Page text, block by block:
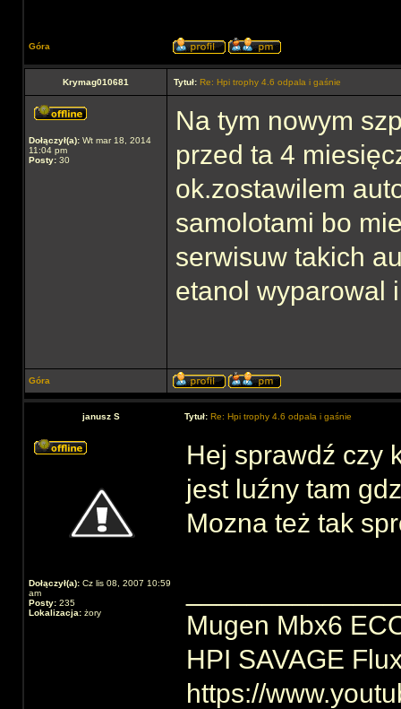
Góra
Krymag010681 Tytuł: Re: Hpi trophy 4.6 odpala i gaśnie
Dołączył(a): Wt mar 18, 2014
11:04 pm
Posty: 30
Na tym nowym
przed ta 4
ok.zostawilem
samolotami bo
serwisuw takich
etanol wyparowal
Góra
janusz S Tytuł: Re: Hpi trophy 4.6 odpala i gaśnie
Dołączył(a): Cz lis 08, 2007 10:59
am
Posty: 235
Lokalizacja: żory
Hej sprawdź czy
jest luźny tam
Mozna też tak
Mugen Mbx6
HPI SAVAGE
https://